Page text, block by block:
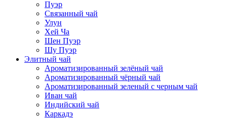
Пуэр
Связанный чай
Улун
Хей Ча
Шен Пуэр
Шу Пуэр
Элитный чай
Ароматизированный зелёный чай
Ароматизированный чёрный чай
Ароматизированный зеленый с черным чай
Иван чай
Индийский чай
Каркадэ